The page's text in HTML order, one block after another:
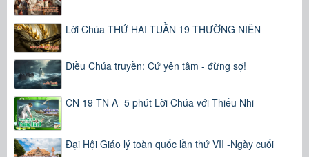
Lời Chúa THỨ HAI TUẦN 19 THƯỜNG NIÊN
Điều Chúa truyền: Cứ yên tâm - đừng sợ!
CN 19 TN A- 5 phút Lời Chúa với Thiếu Nhi
Đại Hội Giáo lý toàn quốc lần thứ VII -Ngày cuối